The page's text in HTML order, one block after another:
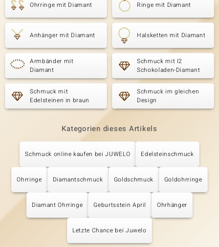
Ohrringe mit Diamant Ringe mit Diamant
Anhänger mit Diamant Halsketten mit Diamant
Armbänder mit
Diamant
Schmuck mit I2
Schokoladen-Diamant
Schmuck mit
Edelsteinen in braun
Schmuck im gleichen
Design
Kategorien dieses Artikels
Schmuck online kaufen bei JUWELO Edelsteinschmuck
Ohrringe Diamantschmuck Goldschmuck Goldohrringe
Diamant Ohrringe Geburtsstein April Ohrhänger
Letzte Chance bei Juwelo